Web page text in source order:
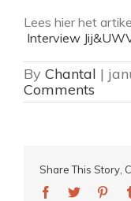
Lees hier het
Interview
By Chantal |
Comments
Share This Story,